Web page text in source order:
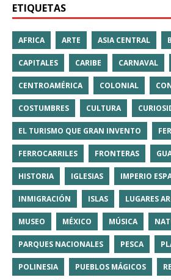
ETIQUETAS
AFRICA ARTE ASIA CENTRAL
CAPITALES CARIBE CARNAVAL
CENTROAMÉRICA COLONIAL
COSTUMBRES CULTURA
EL TURISMO QUE GRAN INVENTO
FERROCARRILES FRONTERAS
HISTORIA IGLESIAS IMPERIO
INMIGRACIÓN ISLAS LUGARES
MUSEO MÉXICO MÚSICA
PARQUES NACIONALES PESCA
POLINESIA PUEBLOS MÁGICOS